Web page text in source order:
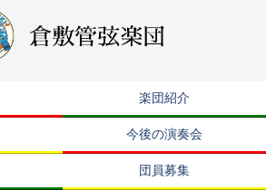
楽団紹介
今後の演奏会
団員募集